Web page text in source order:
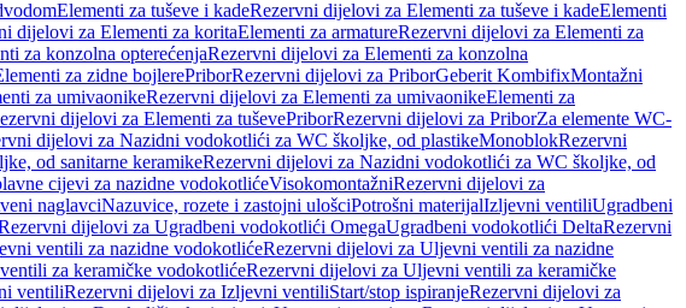
Elementi za tuševe i kadeRezervni dijelovi za Elementi za tuševe i kadeElementi
dijelovi za Elementi za koritaElementi za armatureRezervni dijelovi za Elementi za
za konzolna opterećenjaRezervni dijelovi za Elementi za konzolna
za zidne bojlerePriborRezervni dijelovi za PriborGeberit KombifixMontažni
za umivaonikeRezervni dijelovi za Elementi za umivaonikeElementi za
dijelovi za Elementi za tuševePriborRezervni dijelovi za PriborZa elemente WC-
dijelovi za Nazidni vodokotlići za WC školjke, od plastikeMonoblokRezervni
od sanitarne keramikeRezervni dijelovi za Nazidni vodokotlići za WC školjke, od
cijevi za nazidne vodokotlićeVisokomontažniRezervni dijelovi za
naglavciNazuvice, rozete i zastojni ulošciPotrošni materijalIzljevni ventiliUgradbeni
dijelovi za Ugradbeni vodokotlići OmegaUgradbeni vodokotlići DeltaRezervni
ventili za nazidne vodokotlićeRezervni dijelovi za Uljevni ventili za nazidne
za keramičke vodokotlićeRezervni dijelovi za Uljevni ventili za keramičke
ventiliRezervni dijelovi za Izljevni ventiliStart/stop ispiranjeRezervni dijelovi za